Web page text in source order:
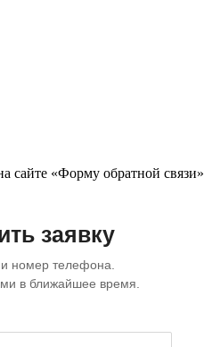
сайте «Форму обратной связи»
заявку
номер телефона.
в ближайшее время.